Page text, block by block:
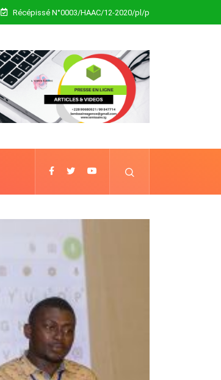
Récépissé N°0003/HAAC/12-2020/pl/p